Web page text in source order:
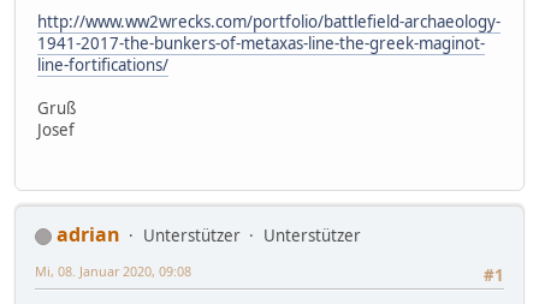
http://www.ww2wrecks.com/portfolio/battlefield-archaeology-
1941-2017-the-bunkers-of-metaxas-line-the-greek-maginot-
line-fortifications/
Gruß
Josef
adrian Unterstützer
Unterstützer
#1
Mi, 08. Januar 2020, 09:08